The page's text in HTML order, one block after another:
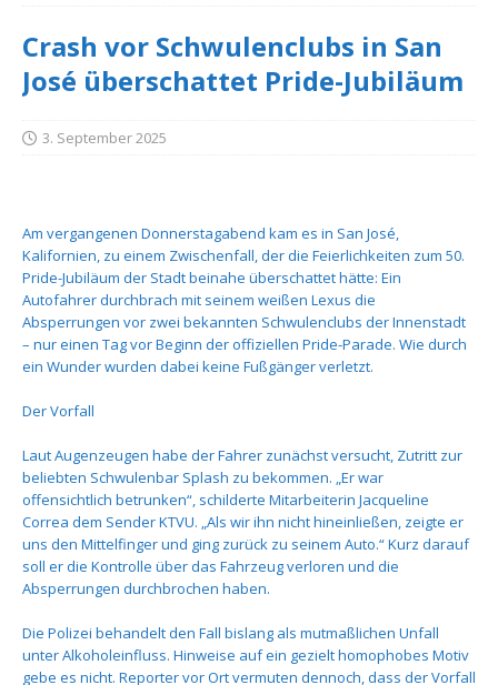
Crash vor Schwulenclubs in San
José überschattet Pride-Jubiläum
3. September 2025
Am vergangenen Donnerstagabend kam es in San José,
Kalifornien, zu einem Zwischenfall, der die Feierlichkeiten zum 50.
Pride-Jubiläum der Stadt beinahe überschattet hätte: Ein
Autofahrer durchbrach mit seinem weißen Lexus die
Absperrungen vor zwei bekannten Schwulenclubs der Innenstadt
– nur einen Tag vor Beginn der offiziellen Pride-Parade. Wie durch
ein Wunder wurden dabei keine Fußgänger verletzt.
Der Vorfall
Laut Augenzeugen habe der Fahrer zunächst versucht, Zutritt zur
beliebten Schwulenbar Splash zu bekommen. „Er war
offensichtlich betrunken“, schilderte Mitarbeiterin Jacqueline
Correa dem Sender KTVU. „Als wir ihn nicht hineinließen, zeigte er
uns den Mittelfinger und ging zurück zu seinem Auto.“ Kurz darauf
soll er die Kontrolle über das Fahrzeug verloren und die
Absperrungen durchbrochen haben.
Die Polizei behandelt den Fall bislang als mutmaßlichen Unfall
unter Alkoholeinfluss. Hinweise auf ein gezielt homophobes Motiv
gebe es nicht. Reporter vor Ort vermuten dennoch, dass der Vorfall